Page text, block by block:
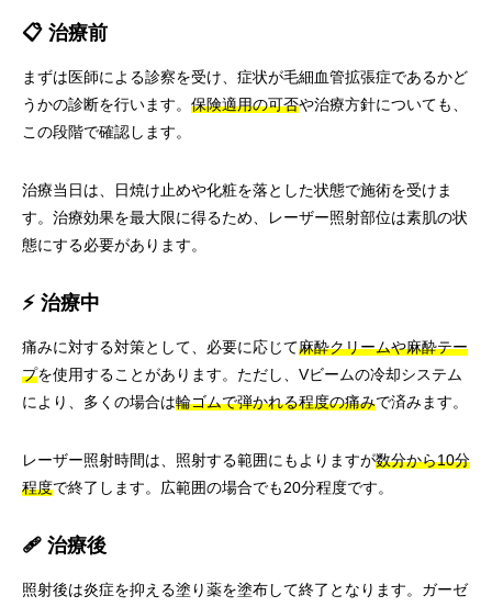
📋 治療前
まずは医師による診察を受け、症状が毛細血管拡張症であるかど
うかの診断を行います。 保険適用の可否や治療方針についても、
この段階で確認します。
治療当日は、日焼け止めや化粧を落とした状態で施術を受けま
す。治療効果を最大限に得るため、レーザー照射部位は素肌の状
態にする必要があります。
⚡ 治療中
痛みに対する対策として、必要に応じて麻酔クリームや麻酔テー
プを使用することがあります。ただし、Vビームの冷却システム
により、多くの場合は輪ゴムで弾かれる程度の痛みで済みます。
レーザー照射時間は、照射する範囲にもよりますが数分から10分
程度で終了します。広範囲の場合でも20分程度です。
🩹 治療後
照射後は炎症を抑える塗り薬を塗布して終了となります。ガーゼ